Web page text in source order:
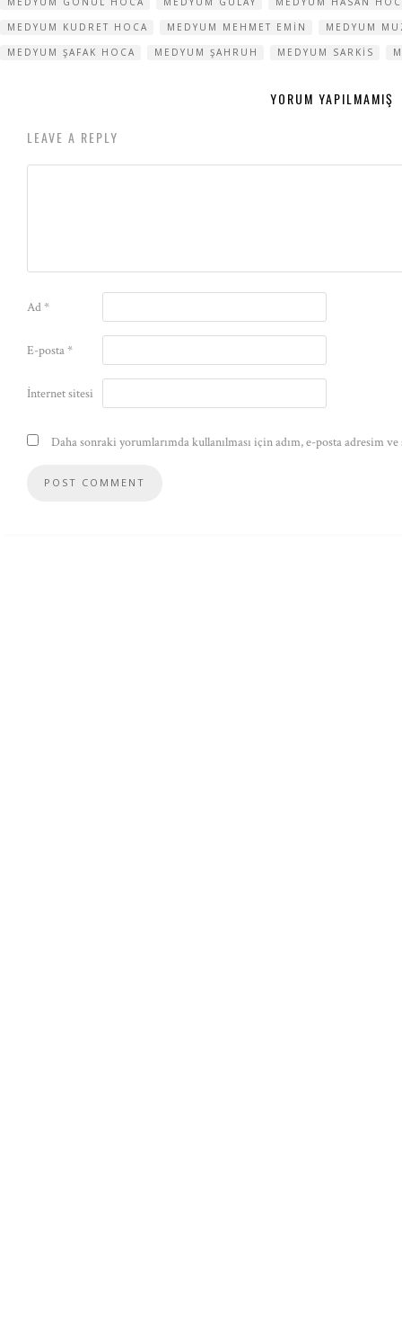
MEDYUM KUDRET HOCA
MEDYUM MEHMET EMIN
MEDYUM
MEDYUM ŞAFAK HOCA
MEDYUM ŞAHRUH MEDYUM SARKIS
YORUM YAPILMAMIŞ
LEAVE A REPLY
Ad*
E-posta*
İnternet sitesi
Daha sonraki yorumlarımda kullanılması için adım, e-posta adresim